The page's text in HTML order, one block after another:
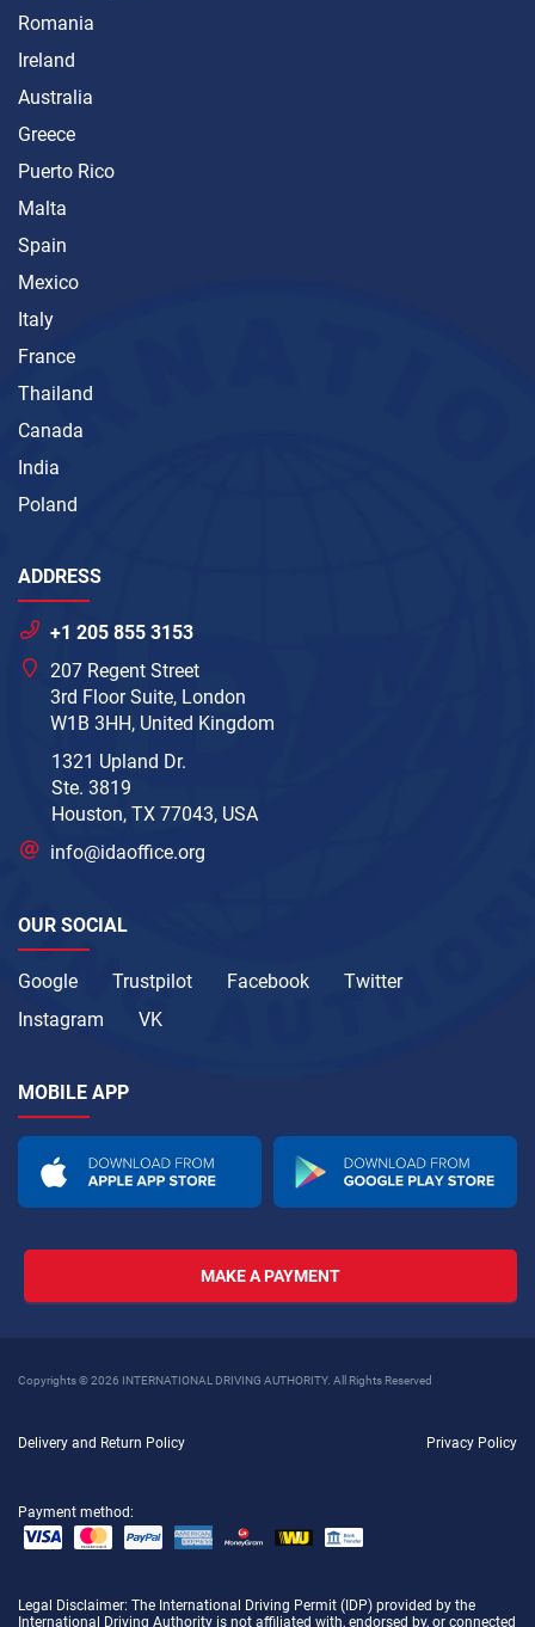
Romania
Ireland
Australia
Greece
Puerto Rico
Malta
Spain
Mexico
Italy
France
Thailand
Canada
India
Poland
ADDRESS
+1 205 855 3153
207 Regent Street
3rd Floor Suite, London
W1B 3HH, United Kingdom
1321 Upland Dr.
Ste. 3819
Houston, TX 77043, USA
info@idaoffice.org
OUR SOCIAL
Google Trustpilot Facebook
Twitter
Instagram
VK
MOBILE APP
MAKE A PAYMENT
Copyrights © 2026 INTERNATIONAL DRIVING AUTHORITY. All Rights Reserved
Delivery and Return Policy Privacy Policy
Payment method:
Legal Disclaimer: The International Driving Permit (IDP) provided by the
International Driving Authority is not affiliated with, endorsed by, or connected